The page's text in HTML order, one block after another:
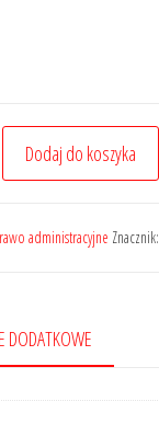
Dodaj do koszyka
administracyjne Znacznik:
DODATKOWE